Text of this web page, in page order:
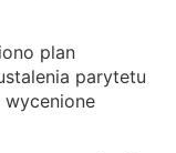
plan
parytetu
wycenione